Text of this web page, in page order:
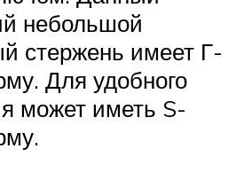
небольшой
стержень имеет Г-
Для удобного
может иметь S-